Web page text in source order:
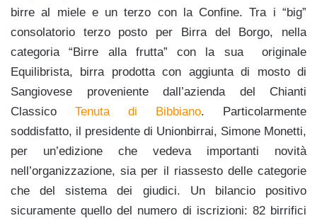
birre al miele e un terzo con la Confine. Tra i “big”
consolatorio terzo posto per Birra del Borgo, nella
categoria “Birre alla frutta” con la sua originale
Equilibrista, birra prodotta con aggiunta di mosto di
Sangiovese proveniente dall’azienda del Chianti
Classico Tenuta di Bibbiano. Particolarmente
soddisfatto, il presidente di Unionbirrai, Simone Monetti,
per un’edizione che vedeva importanti novità
nell’organizzazione, sia per il riassesto delle categorie
che del sistema dei giudici. Un bilancio positivo
sicuramente quello del numero di iscrizioni: 82 birrifici